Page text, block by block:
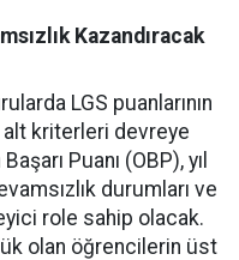
Kazandıracak
LGS puanlarının
alt kriterleri devreye
Puanı (OBP), yıl
durumları ve
role sahip olacak.
olan öğrencilerin üst